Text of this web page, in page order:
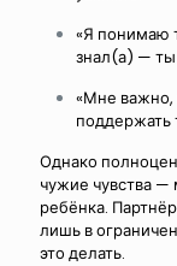
«Я понимаю
знал(а) —
«Мне важно,
поддержать
Однако
чужие чувства —
ребёнка.
лишь в
это делать.